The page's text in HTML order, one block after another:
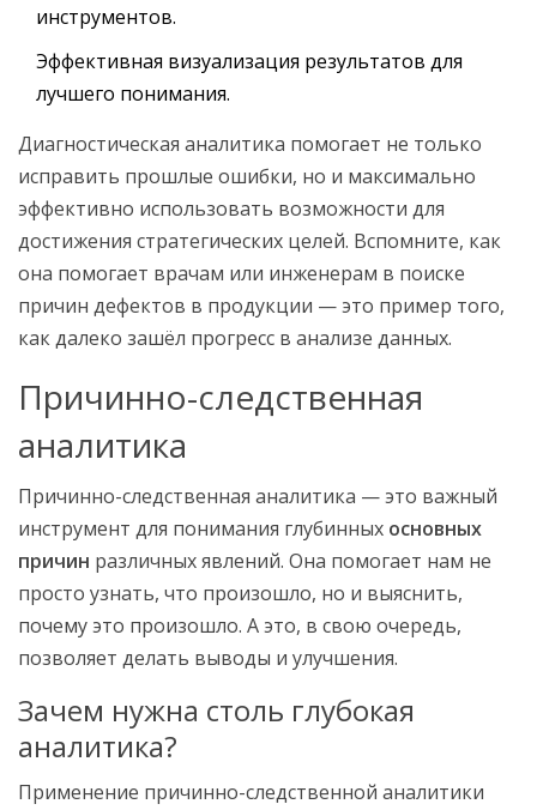
инструментов.
Эффективная визуализация результатов для
лучшего понимания.
Диагностическая аналитика помогает не только
исправить прошлые ошибки, но и максимально
эффективно использовать возможности для
достижения стратегических целей. Вспомните, как
она помогает врачам или инженерам в поиске
причин дефектов в продукции — это пример того,
как далеко зашёл прогресс в анализе данных.
Причинно-следственная
аналитика
Причинно-следственная аналитика — это важный
инструмент для понимания глубинных основных
причин различных явлений. Она помогает нам не
просто узнать, что произошло, но и выяснить,
почему это произошло. А это, в свою очередь,
позволяет делать выводы и улучшения.
Зачем нужна столь глубокая
аналитика?
Применение причинно-следственной аналитики